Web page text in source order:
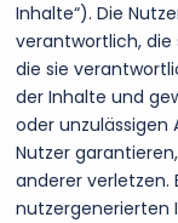
Inhalte“). Die
verantwortlich,
die sie
der Inhalte und
oder unzulässigen
Nutzer
anderer verletzen.
nutzergenerierten